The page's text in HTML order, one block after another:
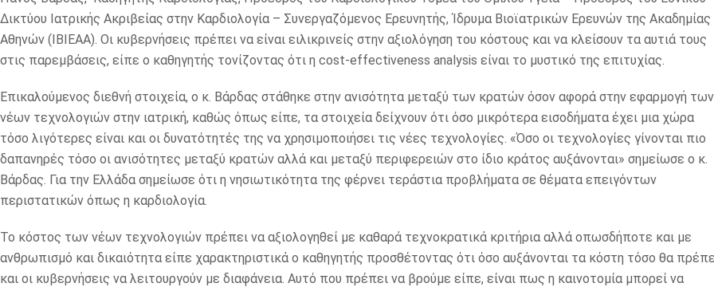
Δικτύου Ιατρικής Ακριβείας στην Καρδιολογία – Συνεργαζόμενος Ερευνητής, Ίδρυμα Βιοϊατρικών Ερευνών της Ακαδημίας
Αθηνών (ΙΒΙΕΑΑ). Οι κυβερνήσεις πρέπει να είναι ειλικρινείς στην αξιολόγηση του κόστους και να κλείσουν τα αυτιά τους
στις παρεμβάσεις, είπε ο καθηγητής τονίζοντας ότι η cost-effectiveness analysis είναι το μυστικό της επιτυχίας.
Επικαλούμενος διεθνή στοιχεία, ο κ. Βάρδας στάθηκε στην ανισότητα μεταξύ των κρατών όσον αφορά στην εφαρμογή των
νέων τεχνολογιών στην ιατρική, καθώς όπως είπε, τα στοιχεία δείχνουν ότι όσο μικρότερα εισοδήματα έχει μια χώρα
τόσο λιγότερες είναι και οι δυνατότητές της να χρησιμοποιήσει τις νέες τεχνολογίες. «Όσο οι τεχνολογίες γίνονται πιο
δαπανηρές τόσο οι ανισότητες μεταξύ κρατών αλλά και μεταξύ περιφερειών στο ίδιο κράτος αυξάνονται» σημείωσε ο κ.
Βάρδας. Για την Ελλάδα σημείωσε ότι η νησιωτικότητα της φέρνει τεράστια προβλήματα σε θέματα επειγόντων
περιστατικών όπως η καρδιολογία.
Το κόστος των νέων τεχνολογιών πρέπει να αξιολογηθεί με καθαρά τεχνοκρατικά κριτήρια αλλά οπωσδήποτε και με
ανθρωπισμό και δικαιότητα είπε χαρακτηριστικά ο καθηγητής προσθέτοντας ότι όσο αυξάνονται τα κόστη τόσο θα
και οι κυβερνήσεις να λειτουργούν με διαφάνεια. Αυτό που πρέπει να βρούμε είπε, είναι πως η καινοτομία μπορεί να